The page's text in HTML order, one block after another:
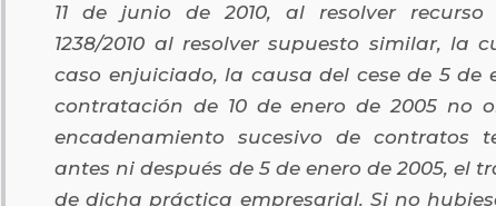
11 de junio de 2010, al resolver
1238/2010 al resolver supuesto similar, la
caso enjuiciado, la causa del cese de 5 de
contratación de 10 de enero de 2005 no
encadenamiento sucesivo de contratos
antes ni después de 5 de enero de 2005, el
de dicha práctica empresarial. Si no